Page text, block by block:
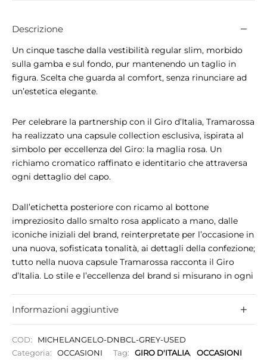
Descrizione
Un cinque tasche dalla vestibilità regular slim, morbido
sulla gamba e sul fondo, pur mantenendo un taglio in
figura. Scelta che guarda al comfort, senza rinunciare ad
un’estetica elegante.
Per celebrare la partnership con il Giro d’Italia, Tramarossa
ha realizzato una capsule collection esclusiva, ispirata al
simbolo per eccellenza del Giro: la maglia rosa. Un
richiamo cromatico raffinato e identitario che attraversa
ogni dettaglio del capo.
Dall’etichetta posteriore con ricamo al bottone
impreziosito dallo smalto rosa applicato a mano, dalle
iconiche iniziali del brand, reinterpretate per l’occasione in
una nuova, sofisticata tonalità, ai dettagli della confezione;
tutto nella nuova capsule Tramarossa racconta il Giro
d’Italia. Lo stile e l’eccellenza del brand si misurano in ogni
Fodera Tramarossa
Informazioni aggiuntive
COD:
MICHELANGELO-DNBCL-GREY-USED
Categoria:
OCCASIONI Tag: GIRO D'ITALIA, OCCASIONI